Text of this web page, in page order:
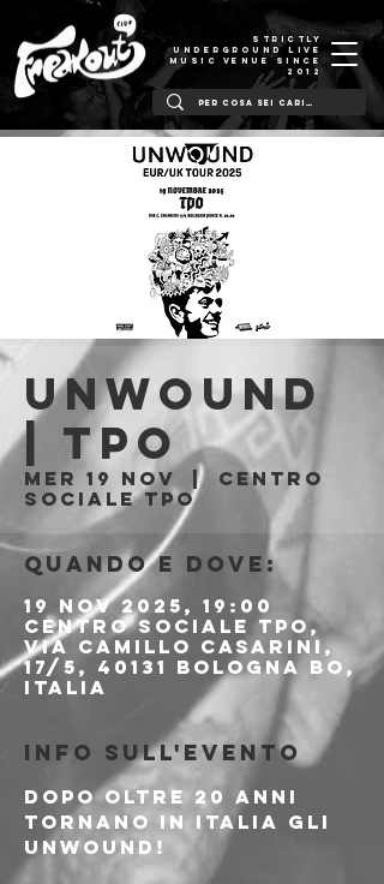
STRICTLY
UNDERGROUND LIVE
MUSIC VENUE SINCE
2012
UNWOUND
| TPO
mer 19 nov
  |
Centro
Sociale TPO
Quando e dove:
19 nov 2025, 19:00
Centro Sociale TPO,
Via Camillo Casarini,
17/5, 40131 Bologna BO,
Italia
Info sull'evento
Dopo oltre 20 anni
tornano in Italia gli
UNWOUND!